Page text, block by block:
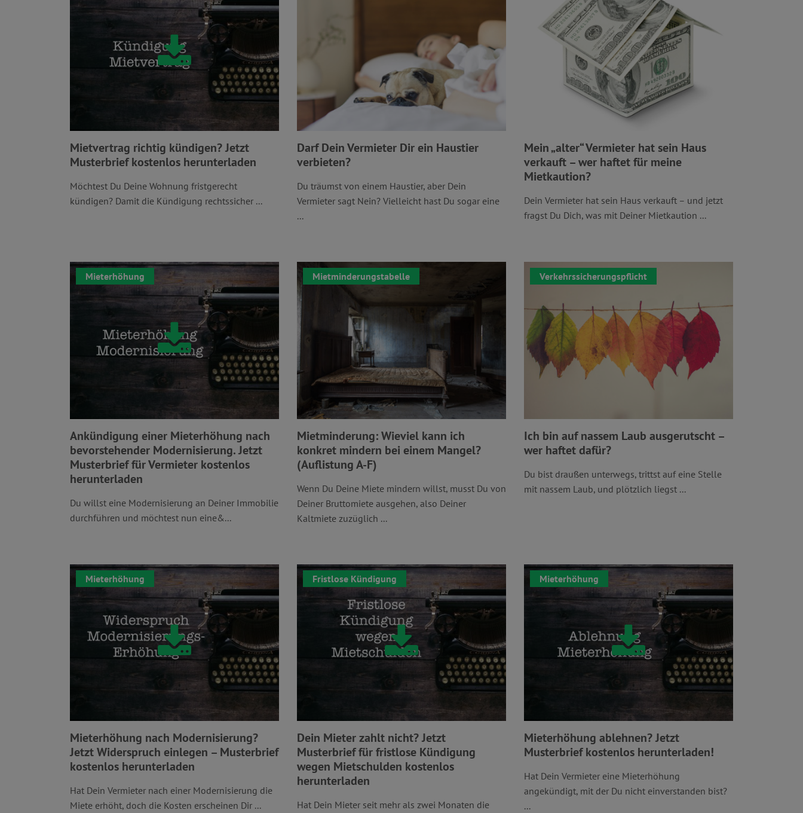
Mietvertrag richtig kündigen? Jetzt
Musterbrief kostenlos herunterladen
Möchtest Du Deine Wohnung fristgerecht
kündigen? Damit die Kündigung rechtssicher ...
Darf Dein Vermieter Dir ein Haustier
verbieten?
Du träumst von einem Haustier, aber Dein
Vermieter sagt Nein? Vielleicht hast Du sogar eine
...
Mein „alter“ Vermieter hat sein Haus
verkauft – wer haftet für meine
Mietkaution?
Dein Vermieter hat sein Haus verkauft – und jetzt
fragst Du Dich, was mit Deiner Mietkaution ...
Mieterhöhung
Ankündigung einer Mieterhöhung nach
bevorstehender Modernisierung. Jetzt
Musterbrief für Vermieter kostenlos
herunterladen
Du willst eine Modernisierung an Deiner Immobilie
durchführen und möchtest nun eine&...
Mietminderungstabelle
Mietminderung: Wieviel kann ich
konkret mindern bei einem Mangel?
(Auflistung A-F)
Wenn Du Deine Miete mindern willst, musst Du von
Deiner Bruttomiete ausgehen, also Deiner
Kaltmiete zuzüglich ...
Verkehrssicherungspflicht
Ich bin auf nassem Laub ausgerutscht –
wer haftet dafür?
Du bist draußen unterwegs, trittst auf eine Stelle
mit nassem Laub, und plötzlich liegst ...
Mieterhöhung
Mieterhöhung nach Modernisierung?
Jetzt Widerspruch einlegen – Musterbrief
kostenlos herunterladen
Hat Dein Vermieter nach einer Modernisierung die
Miete erhöht, doch die Kosten erscheinen Dir ...
Fristlose Kündigung
Dein Mieter zahlt nicht? Jetzt
Musterbrief für fristlose Kündigung
wegen Mietschulden kostenlos
herunterladen
Hat Dein Mieter seit mehr als zwei Monaten die
Mieterhöhung
Mieterhöhung ablehnen? Jetzt
Musterbrief kostenlos herunterladen!
Hat Dein Vermieter eine Mieterhöhung
angekündigt, mit der Du nicht einverstanden bist?
...